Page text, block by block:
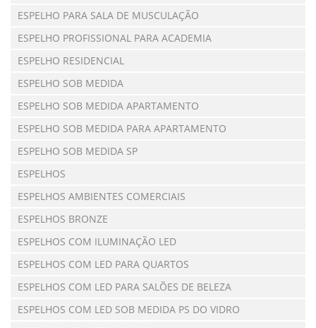
ESPELHO PARA SALA DE MUSCULAÇÃO
ESPELHO PROFISSIONAL PARA ACADEMIA
ESPELHO RESIDENCIAL
ESPELHO SOB MEDIDA
ESPELHO SOB MEDIDA APARTAMENTO
ESPELHO SOB MEDIDA PARA APARTAMENTO
ESPELHO SOB MEDIDA SP
ESPELHOS
ESPELHOS AMBIENTES COMERCIAIS
ESPELHOS BRONZE
ESPELHOS COM ILUMINAÇÃO LED
ESPELHOS COM LED PARA QUARTOS
ESPELHOS COM LED PARA SALÕES DE BELEZA
ESPELHOS COM LED SOB MEDIDA PS DO VIDRO